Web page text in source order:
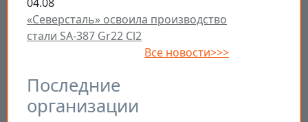
«Северсталь» освоила производство
стали SA-387 Gr22 Cl2
Все новости>>>
Последние
организации